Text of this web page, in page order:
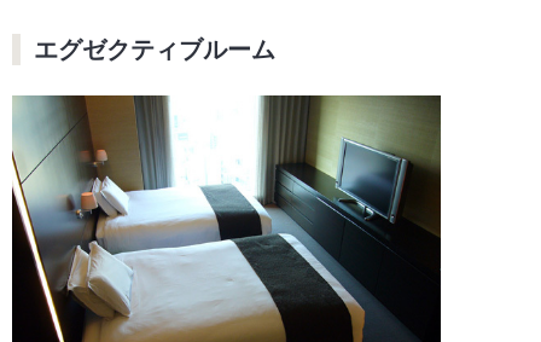
エグゼクティブルーム